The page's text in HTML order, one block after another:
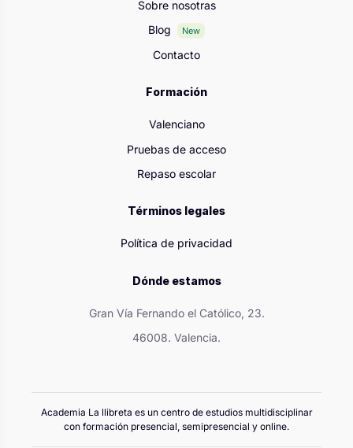
Sobre nosotras
Blog
New
Contacto
Formación
Valenciano
Pruebas de acceso
Repaso escolar
Términos legales
Política de privacidad
Dónde estamos
Gran Vía Fernando el Católico, 23.
46008. Valencia.
Academia La llibreta es un centro de estudios multidisciplinar
con formación presencial, semipresencial y online.